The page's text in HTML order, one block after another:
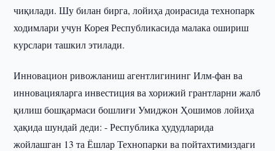
чиқилади. Шу билан бирга, лойиҳа доирасида технопарк
ходимлари учун Корея Республикасида малака ошириш
курслари ташкил этилади.
Инновацион ривожланиш агентлигининг Илм-фан ва
инновацияларга инвестиция ва хорижий грантларни жалб
қилиш бошқармаси бошлиғи Умиджон Ҳошимов лойиҳа
ҳақида шундай деди: - Республика ҳудудларида
жойлашган 13 та Ёшлар Технопарки ва пойтахтимиздаги